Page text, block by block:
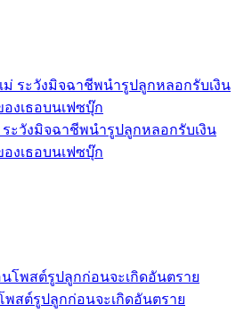
ระวังมิจฉาชีพนำรูปลูกหลอกรับเงิน
งเธอบนเฟซบุ๊ก
สต์รูปลูกก่อนจะเกิดอันตราย